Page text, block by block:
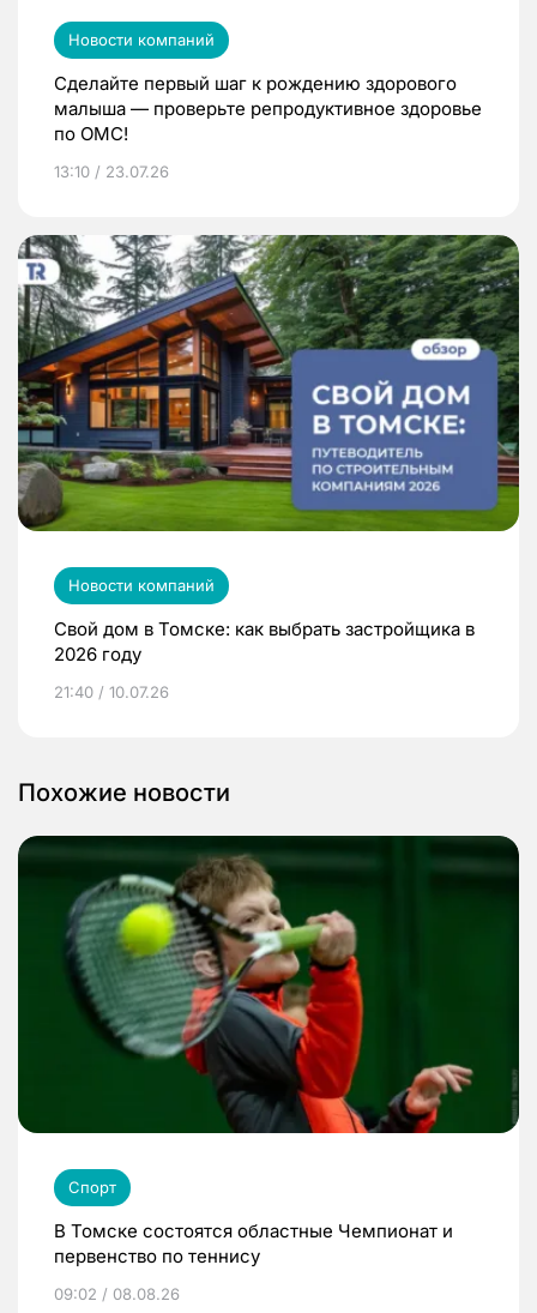
Новости компаний
Сделайте первый шаг к рождению здорового
малыша — проверьте репродуктивное здоровье
по ОМС!
13:10 / 23.07.26
Новости компаний
Свой дом в Томске: как выбрать застройщика в
2026 году
21:40 / 10.07.26
Похожие новости
Спорт
В Томске состоятся областные Чемпионат и
первенство по теннису
09:02 / 08.08.26